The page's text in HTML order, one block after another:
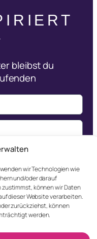
wir Technologien wie
und/oder darauf
können wir Daten
dieser Website verarbeiten.
zurückziehst, können
werden.
bleibst du